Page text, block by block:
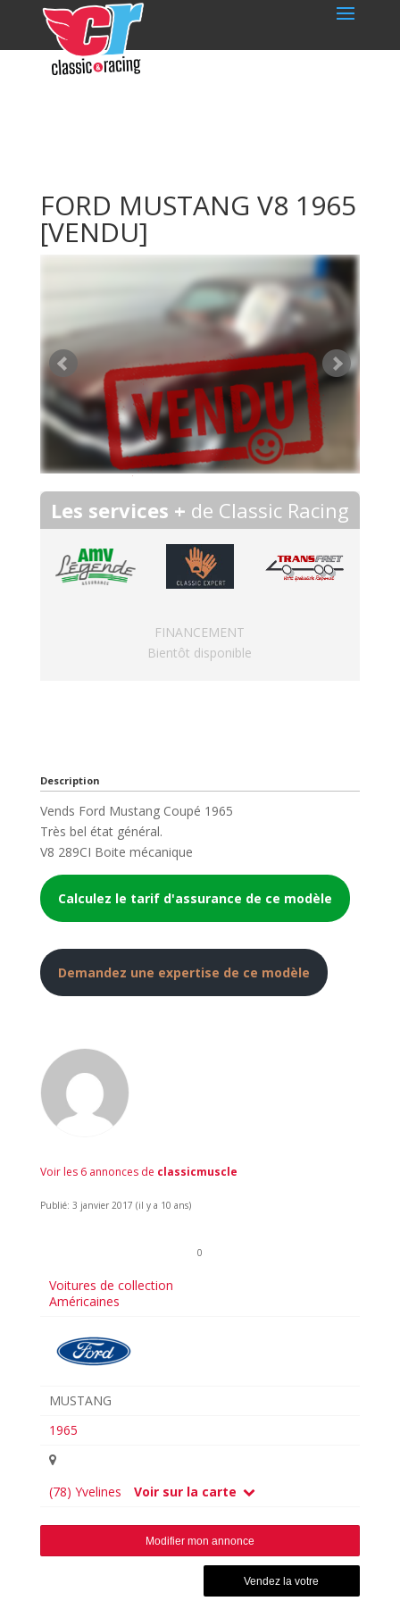
FORD MUSTANG V8 1965
[VENDU]
Les services + de Classic Racing
FINANCEMENT
Bientôt disponible
Description
Vends Ford Mustang Coupé 1965
Très bel état général.
V8 289CI Boite mécanique
Calculez le tarif d'assurance de ce modèle
Demandez une expertise de ce modèle
Voir les 6 annonces de classicmuscle
Publié: 3 janvier 2017 (il y a 10 ans)
0
Voitures de collection
Américaines
MUSTANG
1965
(78) Yvelines Voir sur la carte
Modifier mon annonce